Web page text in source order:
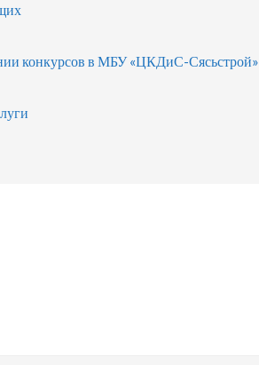
конкурсов в МБУ «ЦКДиС-Сясьстрой»